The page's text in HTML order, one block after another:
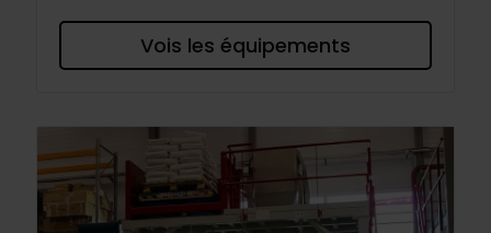
Vois les équipements